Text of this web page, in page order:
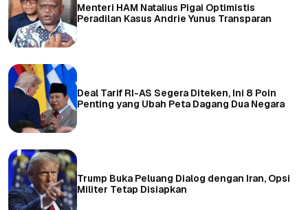
Menteri HAM Natalius Pigai Optimistis
Peradilan Kasus Andrie Yunus Transparan
Deal Tarif RI-AS Segera Diteken, Ini 8 Poin
Penting yang Ubah Peta Dagang Dua Negara
Trump Buka Peluang Dialog dengan Iran, Opsi
Militer Tetap Disiapkan